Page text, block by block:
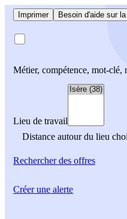
Imprimer Besoin d'aide sur
Métier, compétence, mot-clé,
Lieu de travail
Distance autour du lieu
Rechercherdes offres
Créer une alerte